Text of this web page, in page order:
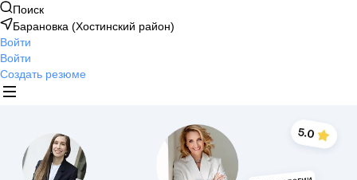
Поиск
Барановка (Хостинский район)
Войти
Войти
Создать резюме